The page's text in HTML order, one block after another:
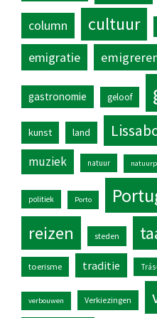
column cultuur
emigratie
gastronomie geloof
kunst land
muziek natuur
politiek Porto
reizen steden
toerisme traditie
verbouwen Verkiezingen